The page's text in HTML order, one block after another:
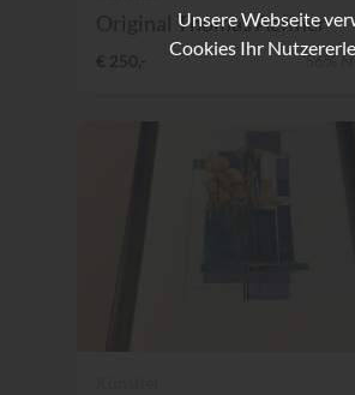
Original Thomas Aeffner
€ 250,- 56%
Unsere Webseite
Cookies Ihr